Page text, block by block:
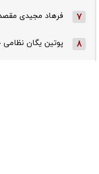
7 فرهاد مجیدی
8 پوتین یگان نظامی